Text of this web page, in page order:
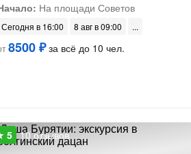
На площади Советов
Сегодня в 16:00
8 авг в 09:00
8500 ₽за всё до 10 чел.
10 отзывов